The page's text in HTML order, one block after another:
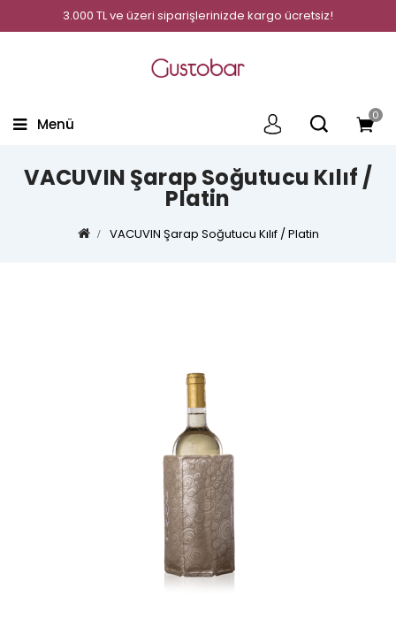
3.000 TL ve üzeri siparişlerinizde kargo ücretsiz!
0
Menü
VACUVIN Şarap Soğutucu Kılıf /
Platin
VACUVIN Şarap Soğutucu Kılıf / Platin